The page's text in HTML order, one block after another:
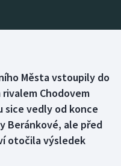
Města vstoupily do
Chodovem
sice vedly od konce
Beránkové, ale před
otočila výsledek